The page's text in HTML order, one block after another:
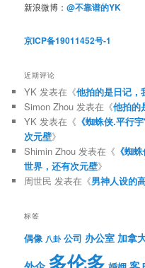
新浪微博：@不靠谱的YK
京ICP备19011452号-1
近期评论
YK 发表在《他拍的是日记，
Simon Zhou 发表在《他拍的
YK 发表在《 《蜘蛛侠.平行
次元壁》
Shimin Zhou 发表在《 《蜘
世界，还有次元壁》
周世民 发表在《男神人设的
标签
偶像 八卦 公司 办公室 加拿